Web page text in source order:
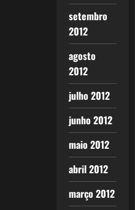
setembro
2012
agosto
2012
julho 2012
junho 2012
maio 2012
abril 2012
março 2012